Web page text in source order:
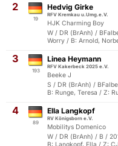
2
19
Hedvig Girke
RFV Kremkau u.Umg.e.V.
HJK Charming Boy
W / DR (BrAnh) /
Worry / B: Arnold,
3
193
Linea Heymann
RFV Kakerbeck 2025 e.V.
Beeke J
S / DR (BrAnh) /
B: Runge, Teresa / Z:
4
89
Ella Langkopf
RV Königsborn e.V.
Mobilitys Domenico
W / DR (BrAnh) / B /